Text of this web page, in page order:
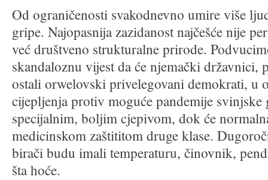
Od ograničenosti svakodnevno umire više
gripe. Najopasnija zazidanost najčešće nije
već društveno strukturalne prirode.
skandaloznu vijest da će njemački
ostali orwelovski privelegovani demokrati, u
cijepljenja protiv moguće pandemije
specijalnim, boljim cjepivom, dok će
medicinskom zaštititom druge klase.
birači budu imali temperaturu, činovnik,
šta hoće.